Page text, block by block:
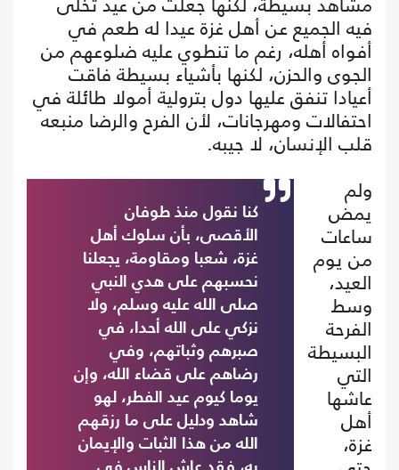
فيه الجميع عن أهل غزة عيدا له طعم في
أفواه أهله، رغم ما تنطوي عليه ضلوعهم من
الجوى والحزن، لكنها بأشياء بسيطة فاقت
أعيادا تنفق عليها دول بترولية أمولا طائلة في
احتفالات ومهرجانات، لأن الفرح والرضا منبعه
قلب الإنسان، لا جيبه.
كنا نقول منذ طوفان
الأقصى، بأن سلوك أهل
غزة، شعبا ومقاومة، يجعلنا
نحسبهم على هدي النبي
صلى الله عليه وسلم، ولا
نزكي على الله أحدا، في
صبرهم وثباتهم، وفي
رضاهم على قضاء الله، وإن
يوما كيوم عيد الفطر، لهو
شاهد ودليل على ما رزقهم
الله من هذا الثبات والإيمان
ولم
يمض
ساعات
من يوم
العيد،
وسط
الفرحة
البسيطة
التي
عاشها
أهل
غزة،